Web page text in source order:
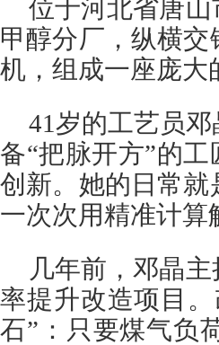
位于河北省唐
甲醇分厂，纵横
机，组成一座庞大
41岁的工艺员
备“把脉开方”的
创新。她的日常
一次次用精准计算
几年前，邓晶
率提升改造项目
石”：只要煤气负